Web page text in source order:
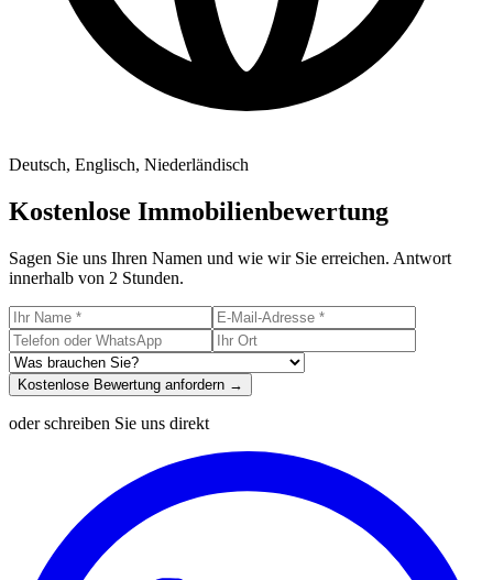
Deutsch, Englisch, Niederländisch
Kostenlose Immobilienbewertung
Sagen Sie uns Ihren Namen und wie wir Sie erreichen. Antwort
innerhalb von 2 Stunden.
Kostenlose Bewertung anfordern →
oder schreiben Sie uns direkt